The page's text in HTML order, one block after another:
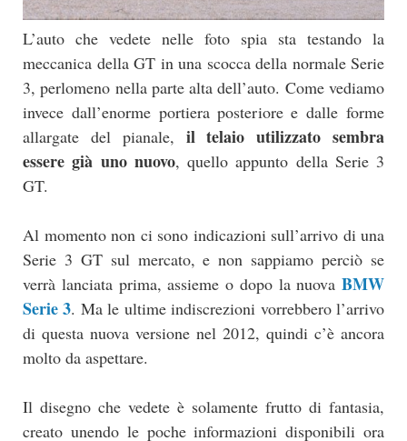
L’auto che vedete nelle foto spia sta testando la
meccanica della GT in una scocca della normale Serie
3, perlomeno nella parte alta dell’auto. Come vediamo
invece dall’enorme portiera posteriore e dalle forme
allargate del pianale, il telaio utilizzato sembra
essere già uno nuovo, quello appunto della Serie 3
GT.
Al momento non ci sono indicazioni sull’arrivo di una
Serie 3 GT sul mercato, e non sappiamo perciò se
verrà lanciata prima, assieme o dopo la nuova BMW
Serie 3. Ma le ultime indiscrezioni vorrebbero l’arrivo
di questa nuova versione nel 2012, quindi c’è ancora
molto da aspettare.
Il disegno che vedete è solamente frutto di fantasia,
creato unendo le poche informazioni disponibili ora